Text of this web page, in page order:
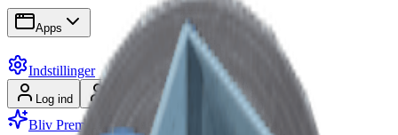
Apps
Indstillinger
Log ind
Bliv Premium